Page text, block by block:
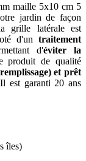
maille 5x10 cm 5
jardin de façon
grille latérale est
d'un traitement
d'éviter la
produit de qualité
et prêt
est garanti 20 ans
îles)